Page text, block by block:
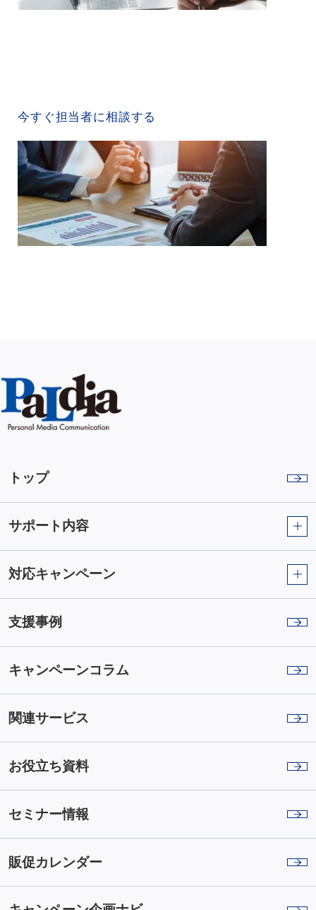
今すぐ担当者に相談する
トップ
サポート内容
対応キャンペーン
支援事例
キャンペーンコラム
関連サービス
お役立ち資料
セミナー情報
販促カレンダー